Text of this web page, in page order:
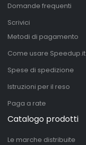
Domande frequenti
Scrivici
Metodi di pagamento
Come usare Speedup.it
Spese di spedizione
Istruzioni per il reso
Paga a rate
Catalogo prodotti
Le marche distribuite